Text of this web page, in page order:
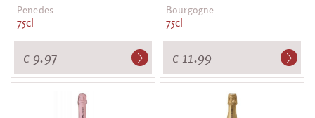
Penedes
75cl
€ 9.97
Bourgogne
75cl
€ 11.99